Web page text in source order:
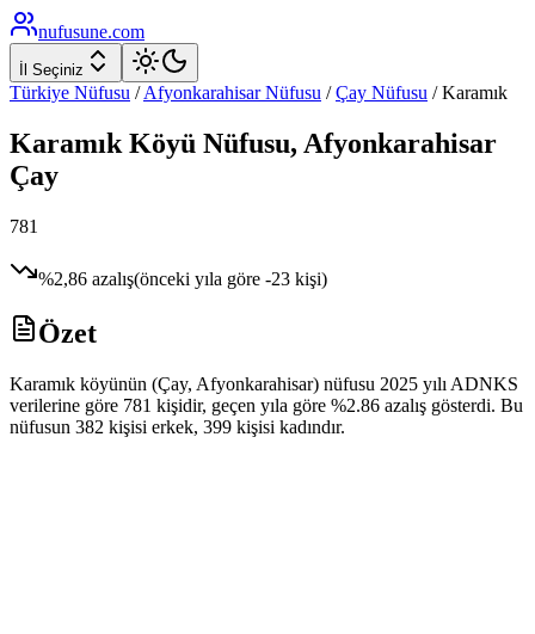
nufusune.com
İl Seçiniz
Türkiye Nüfusu / AfyonkarahisarNüfusu / Çay Nüfusu /Karamık
Karamık Köyü Nüfusu, Afyonkarahisar
Çay
781
%2,86 azalış(önceki yıla göre -23 kişi)
Özet
Karamık köyünün (Çay, Afyonkarahisar) nüfusu 2025 yılı ADNKS
verilerine göre 781 kişidir, geçen yıla göre %2.86 azalış gösterdi. Bu
nüfusun 382 kişisi erkek, 399 kişisi kadındır.